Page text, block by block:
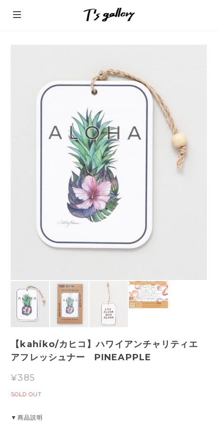
【kahiko/カヒコ】ハワイアンチャリティエ
アフレッシュナー PINEAPPLE
¥385
SOLD OUT
▼商品説明